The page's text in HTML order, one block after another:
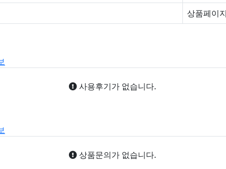
상품페이
사용후기가 없습니다.
상품문의가 없습니다.